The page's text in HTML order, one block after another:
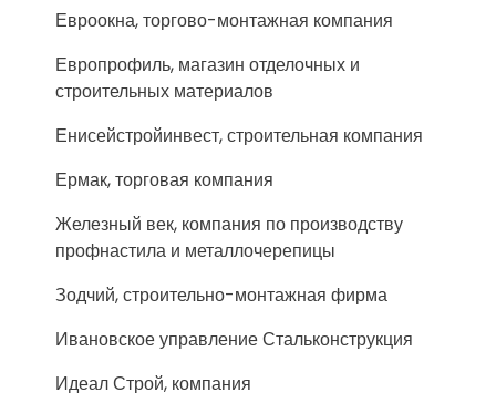
Евроокна, торгово-монтажная компания
Европрофиль, магазин отделочных и
строительных материалов
Енисейстройинвест, строительная компания
Ермак, торговая компания
Железный век, компания по производству
профнастила и металлочерепицы
Зодчий, строительно-монтажная фирма
Ивановское управление Стальконструкция
Идеал Строй, компания